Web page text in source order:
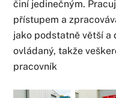
činí jedinečným.
přístupem a
jako podstatně větší a
ovládaný, takže
pracovník